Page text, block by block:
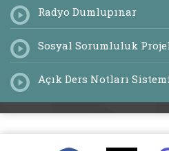
Radyo Dumlupınar
Sosyal Sorumluluk
Açık Ders Notları